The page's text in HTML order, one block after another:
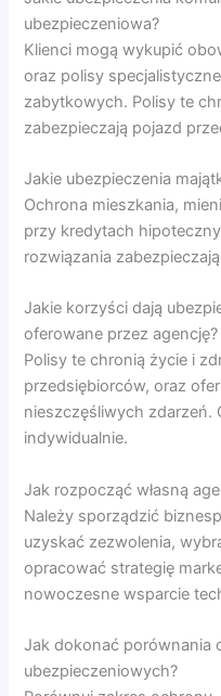
ubezpieczeniowa?
Klienci mogą wykupić
oraz polisy
zabytkowych. Polisy te
zabezpieczają pojazd
Jakie ubezpieczenia
Ochrona mieszkania,
przy kredytach
rozwiązania
Jakie korzyści dają
oferowane przez agencję?
Polisy te chronią życie i
przedsiębiorców, oraz
nieszczęśliwych zdarzeń.
indywidualnie.
Jak rozpocząć własną
Należy sporządzić
uzyskać zezwolenia,
opracować strategię
nowoczesne wsparcie
Jak dokonać porównania
ubezpieczeniowych?